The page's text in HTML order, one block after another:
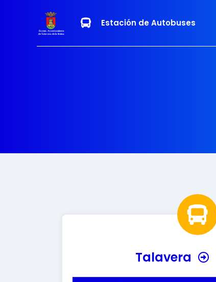
Excmo. Ayuntamiento
de Talavera de la Reina
Estación de Autobuses
Talavera